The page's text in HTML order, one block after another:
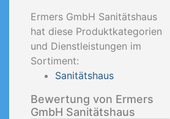
Ermers GmbH Sanitätshaus
hat diese Produktkategorien
und Dienstleistungen im
Sortiment:
Sanitätshaus
Bewertung von Ermers
GmbH Sanitätshaus